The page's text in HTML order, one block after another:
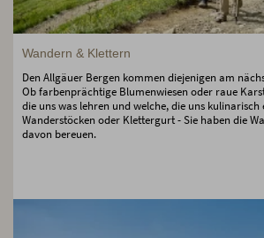
Wandern & Klettern
Den Allgäuer Bergen kommen diejenigen am
Ob farbenprächtige Blumenwiesen oder raue
die uns was lehren und welche, die uns
Wanderstöcken oder Klettergurt - Sie haben die
davon bereuen.